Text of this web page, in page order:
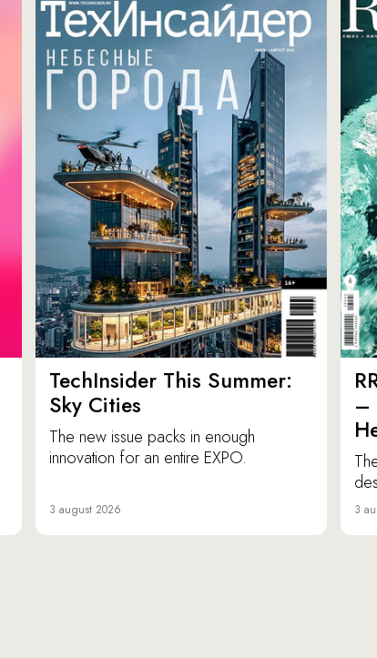
TechInsider This Summer:
Sky Cities
The new issue packs in enough
innovation for an entire EXPO.
3 august 2026
–
3